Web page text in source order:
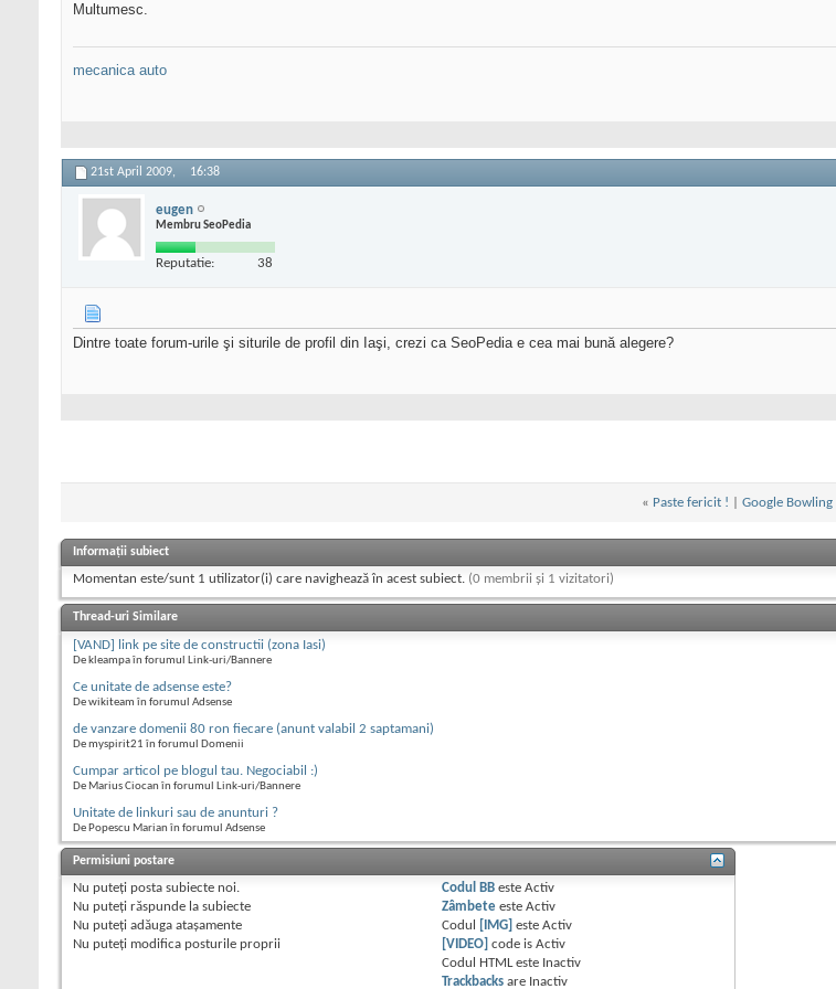
Multumesc.
mecanica auto
21st April 2009, 16:38
eugen
Membru SeoPedia
Reputatie: 38
Dintre toate forum-urile şi siturile de profil din Iaşi, crezi ca SeoPedia e cea mai bună alegere?
« Paste fericit ! Google Bowling
Informații subiect
Momentan este/sunt 1 utilizator(i) care navighează în acest subiect. (0 membrii și 1 vizitatori)
Thread-uri Similare
[VAND] link pe site de constructii (zona Iasi)
De kleampa în forumul Link-uri/Bannere
Ce unitate de adsense este?
De wikiteam în forumul Adsense
de vanzare domenii 80 ron fiecare (anunt valabil 2 saptamani)
De myspirit21 în forumul Domenii
Cumpar articol pe blogul tau. Negociabil :)
De Marius Ciocan în forumul Link-uri/Bannere
Unitate de linkuri sau de anunturi ?
De Popescu Marian în forumul Adsense
Permisiuni postare
Nu puteţi posta subiecte noi.
Nu puteţi răspunde la subiecte
Nu puteţi adăuga ataşamente
Nu puteţi modifica posturile proprii
Codul BB esteActiv
Zâmbete esteActiv
Codul
[IMG] esteActiv
[VIDEO] code isActiv
Codul HTML este Inactiv
Trackbacks are Inactiv